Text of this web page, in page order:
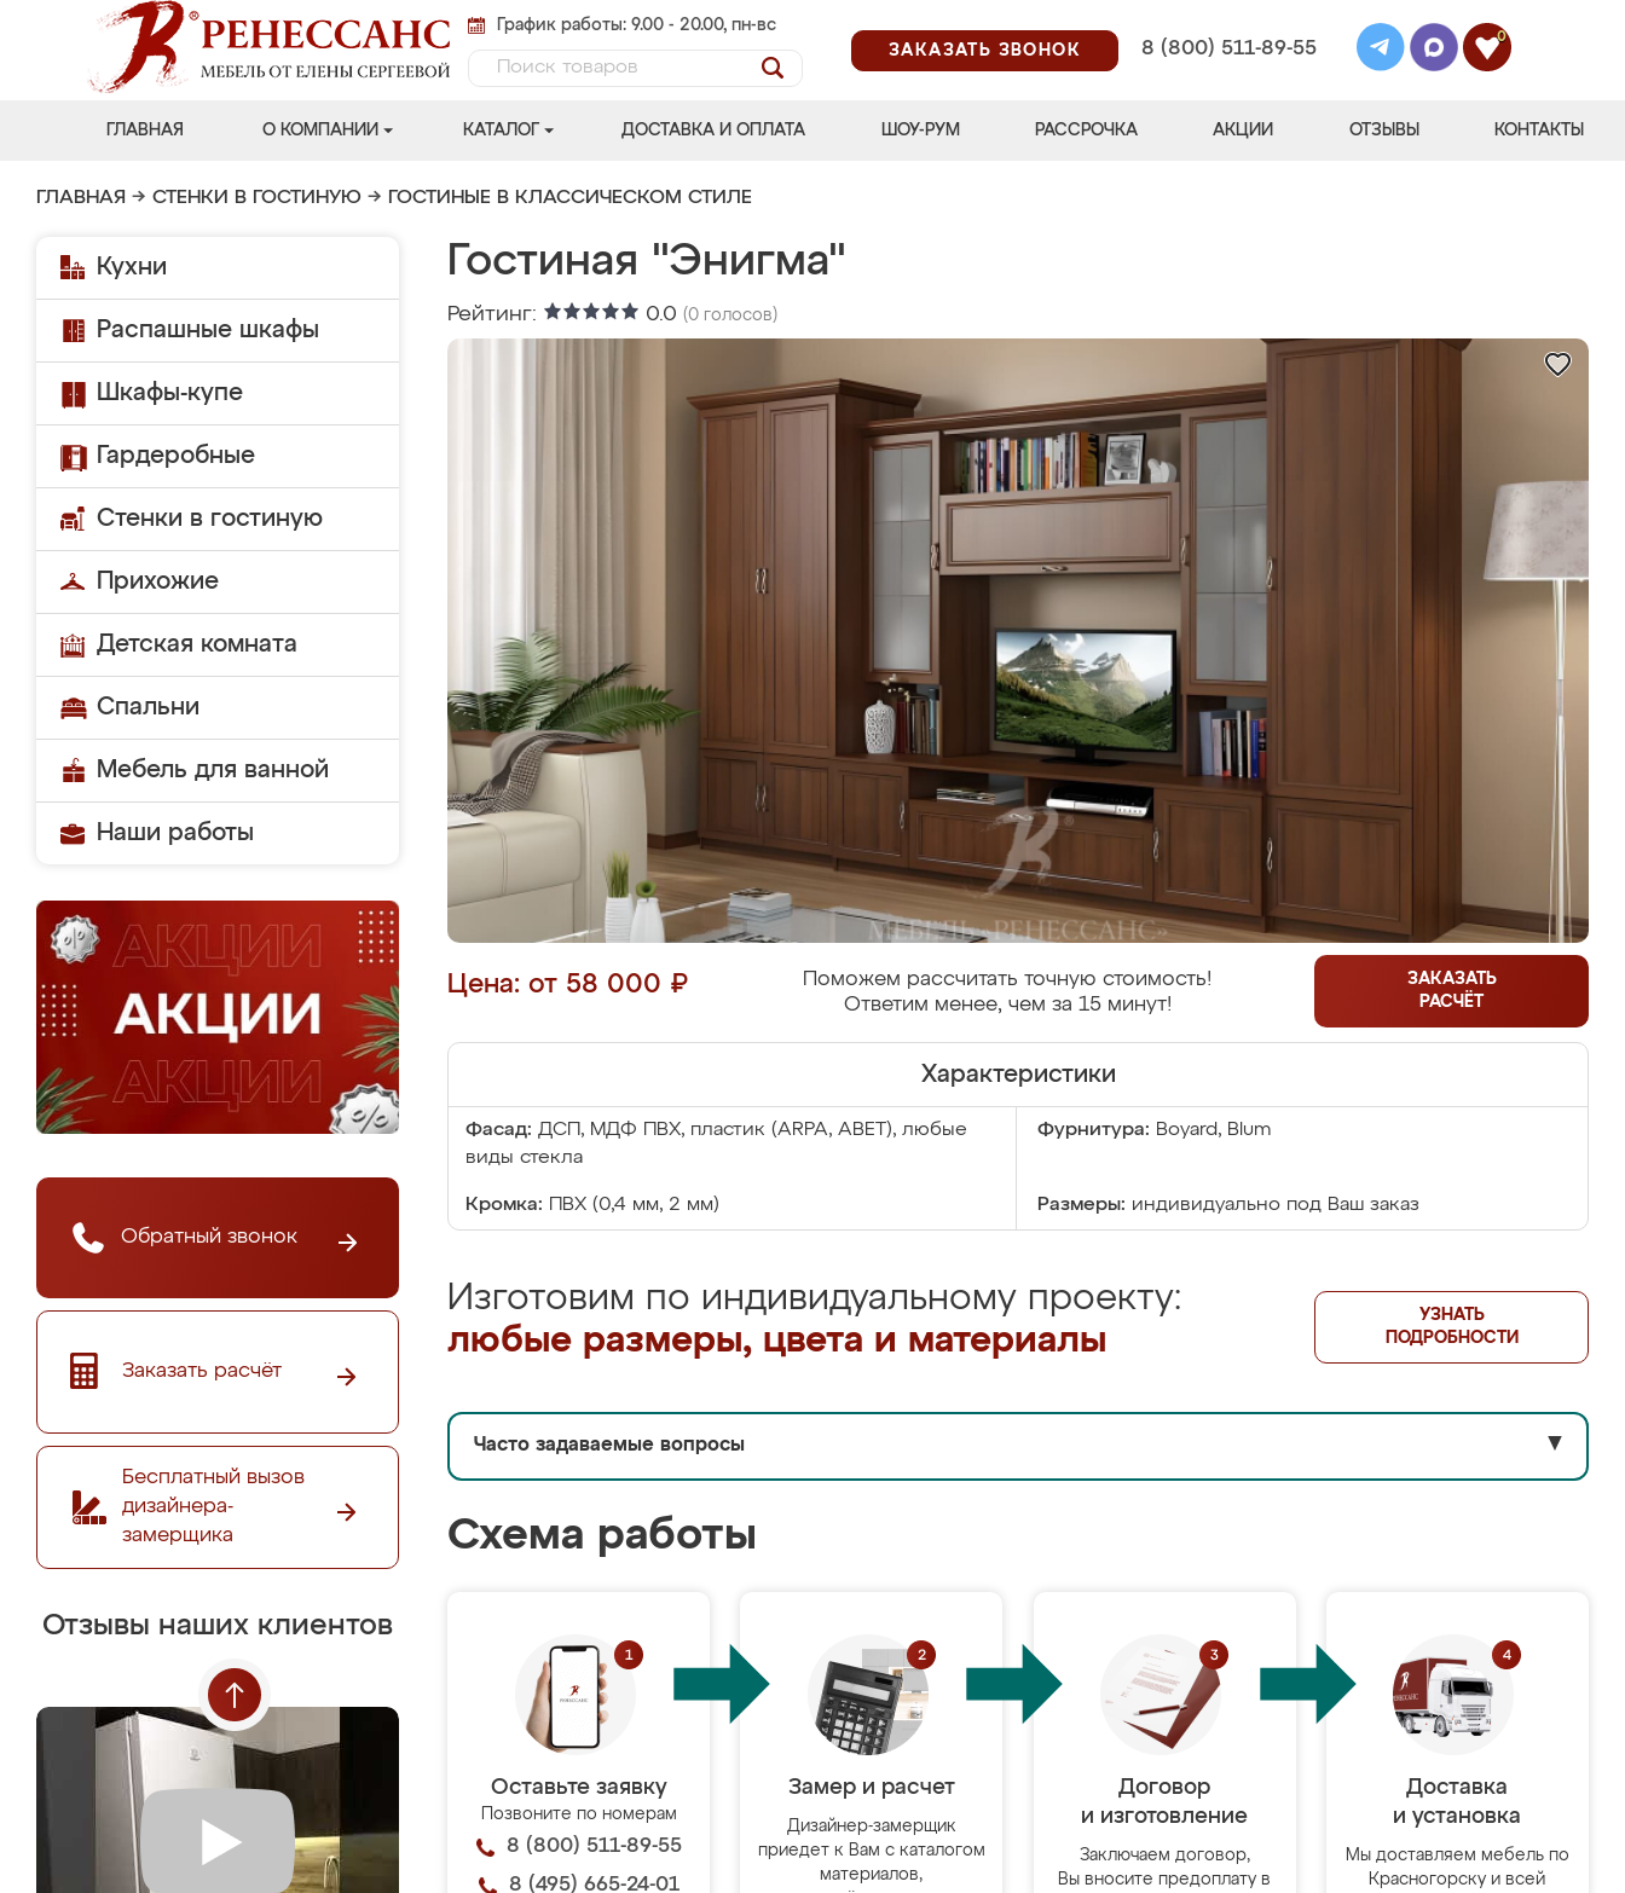
График работы: 9.00 - 20.00, пн-вс
ЗАКАЗАТЬ ЗВОНОК
8 (800) 511-89-55
0
ГЛАВНАЯ О КОМПАНИИ КАТАЛОГ ДОСТАВКА И ОПЛАТА ШОУ-РУМ РАССРОЧКА АКЦИИ ОТЗЫВЫ КОНТАКТЫ
ГЛАВНАЯ → СТЕНКИ В ГОСТИНУЮ → ГОСТИНЫЕ В КЛАССИЧЕСКОМ СТИЛЕ
Кухни
Распашные шкафы
Шкафы-купе
Гардеробные
Стенки в гостиную
Прихожие
Детская комната
Спальни
Мебель для ванной
Наши работы
Обратный звонок
Заказать расчёт
Бесплатный вызов
дизайнера-
замерщика
Отзывы наших клиентов
Гостиная "Энигма"
Рейтинг: 0.0 (0 голосов)
Цена: от 58 000 ₽
Поможем рассчитать точную стоимость!
Ответим менее, чем за 15 минут!
ЗАКАЗАТЬ
РАСЧЁТ
Характеристики
Фасад: ДСП, МДФ ПВХ, пластик (ARPA, ABET), любые
виды стекла
Фурнитура: Boyard, Blum
Кромка: ПВХ (0,4 мм, 2 мм) Размеры: индивидуально под Ваш заказ
Изготовим по индивидуальному проекту:
любые размеры, цвета и материалы
УЗНАТЬ
ПОДРОБНОСТИ
Часто задаваемые вопросы ▼
Схема работы
Оставьте заявку
Позвоните по номерам
8 (800) 511-89-55
8 (495) 665-24-01
Замер и расчет
Дизайнер-замерщик
приедет к Вам с каталогом
материалов,
Договор
и изготовление
Заключаем договор,
Вы вносите предоплату в
Доставка
и установка
Мы доставляем мебель по
Красногорску и всей